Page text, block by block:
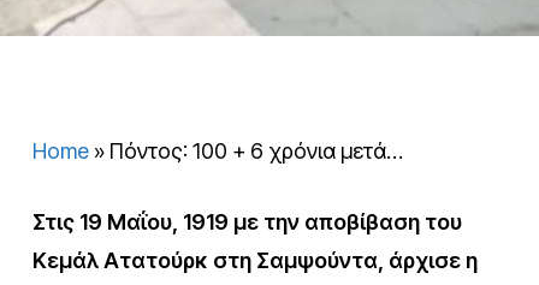
Home» Πόντος: 100 + 6 χρόνια μετά…
Στις 19 Μαΐου, 1919 με την αποβίβαση του
Κεμάλ Ατατούρκ στη Σαμψούντα, άρχισε η